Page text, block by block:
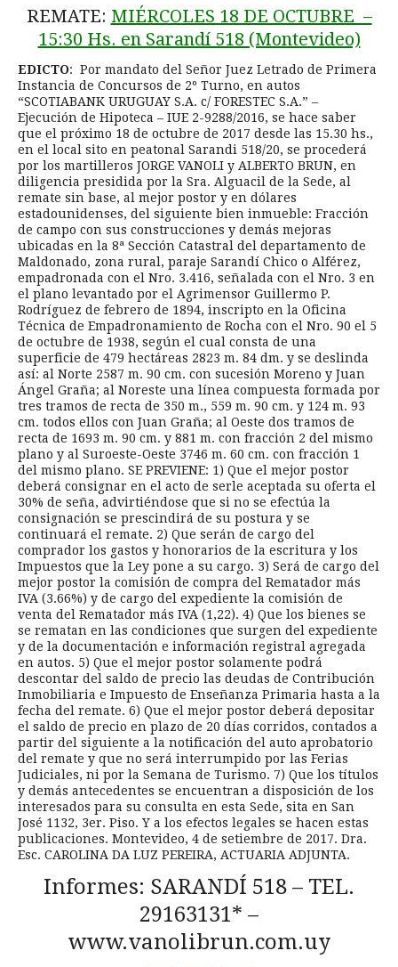
REMATE: MIÉRCOLES 18 DE OCTUBRE –
15:30 Hs. en Sarandí 518 (Montevideo)
EDICTO: Por mandato del Señor Juez Letrado de Primera
Instancia de Concursos de 2º Turno, en autos
“SCOTIABANK URUGUAY S.A. c/ FORESTEC S.A.” –
Ejecución de Hipoteca – IUE 2-9288/2016, se hace saber
que el próximo 18 de octubre de 2017 desde las 15.30 hs.,
en el local sito en peatonal Sarandi 518/20, se procederá
por los martilleros JORGE VANOLI y ALBERTO BRUN, en
diligencia presidida por la Sra. Alguacil de la Sede, al
remate sin base, al mejor postor y en dólares
estadounidenses, del siguiente bien inmueble: Fracción
de campo con sus construcciones y demás mejoras
ubicadas en la 8ª Sección Catastral del departamento de
Maldonado, zona rural, paraje Sarandí Chico o Alférez,
empadronada con el Nro. 3.416, señalada con el Nro. 3 en
el plano levantado por el Agrimensor Guillermo P.
Rodríguez de febrero de 1894, inscripto en la Oficina
Técnica de Empadronamiento de Rocha con el Nro. 90 el 5
de octubre de 1938, según el cual consta de una
superficie de 479 hectáreas 2823 m. 84 dm. y se deslinda
así: al Norte 2587 m. 90 cm. con sucesión Moreno y Juan
Ángel Graña; al Noreste una línea compuesta formada por
tres tramos de recta de 350 m., 559 m. 90 cm. y 124 m. 93
cm. todos ellos con Juan Graña; al Oeste dos tramos de
recta de 1693 m. 90 cm. y 881 m. con fracción 2 del mismo
plano y al Suroeste-Oeste 3746 m. 60 cm. con fracción 1
del mismo plano. SE PREVIENE: 1) Que el mejor postor
deberá consignar en el acto de serle aceptada su oferta el
30% de seña, advirtiéndose que si no se efectúa la
consignación se prescindirá de su postura y se
continuará el remate. 2) Que serán de cargo del
comprador los gastos y honorarios de la escritura y los
Impuestos que la Ley pone a su cargo. 3) Será de cargo del
mejor postor la comisión de compra del Rematador más
IVA (3.66%) y de cargo del expediente la comisión de
venta del Rematador más IVA (1,22). 4) Que los bienes se
se rematan en las condiciones que surgen del expediente
y de la documentación e información registral agregada
en autos. 5) Que el mejor postor solamente podrá
descontar del saldo de precio las deudas de Contribución
Inmobiliaria e Impuesto de Enseñanza Primaria hasta a la
fecha del remate. 6) Que el mejor postor deberá depositar
el saldo de precio en plazo de 20 días corridos, contados a
partir del siguiente a la notificación del auto aprobatorio
del remate y que no será interrumpido por las Ferias
Judiciales, ni por la Semana de Turismo. 7) Que los títulos
y demás antecedentes se encuentran a disposición de los
interesados para su consulta en esta Sede, sita en San
José 1132, 3er. Piso. Y a los efectos legales se hacen estas
publicaciones. Montevideo, 4 de setiembre de 2017. Dra.
Esc. CAROLINA DA LUZ PEREIRA, ACTUARIA ADJUNTA.
Informes: SARANDÍ 518 – TEL.
29163131* –
www.vanolibrun.com.uy